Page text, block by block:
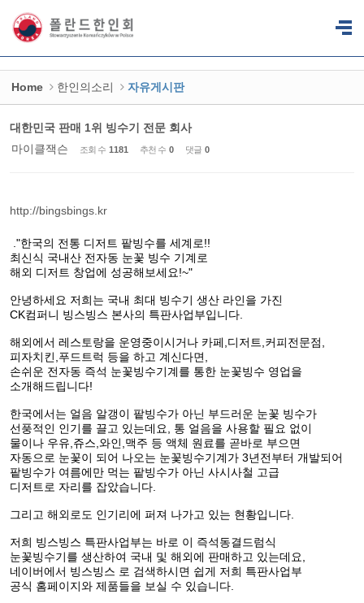
Home 한인의소리 자유게시판
대한민국 판매 1위 빙수기 전문 회사
마이클잭슨
조회 수 1181 추천 수 0 댓글 0
http://bingsbings.kr
."한국의 전통 디저트 팥빙수를 세계로!!
최신식 국내산 전자동 눈꽃 빙수 기계로
해외 디저트 창업에 성공해보세요!~"
안녕하세요 저희는 국내 최대 빙수기 생산 라인을 가진
CK컴퍼니 빙스빙스 본사의 특판사업부입니다.
해외에서 레스토랑을 운영중이시거나 카페,디저트,커피전문점,
피자치킨,푸드트럭 등을 하고 계신다면,
손쉬운 전자동 즉석 눈꽃빙수기계를 통한 눈꽃빙수 영업을
소개해드립니다!
한국에서는 얼음 알갱이 팥빙수가 아닌 부드러운 눈꽃 빙수가
선풍적인 인기를 끌고 있는데요, 통 얼음을 사용할 필요 없이
물이나 우유,쥬스,와인,맥주 등 액체 원료를 곧바로 부으면
자동으로 눈꽃이 되어 나오는 눈꽃빙수기계가 3년전부터 개발되어
팥빙수가 여름에만 먹는 팥빙수가 아닌 사시사철 고급
디저트로 자리를 잡았습니다.
그리고 해외로도 인기리에 퍼져 나가고 있는 현황입니다.
저희 빙스빙스 특판사업부는 바로 이 즉석동결드럼식
눈꽃빙수기를 생산하여 국내 및 해외에 판매하고 있는데요,
네이버에서 빙스빙스 로 검색하시면 쉽게 저희 특판사업부
공식 홈페이지와 제품들을 보실 수 있습니다.